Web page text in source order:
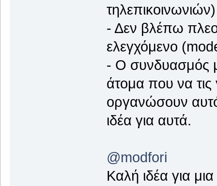
τηλεπικοινωνιών)
- Δεν βλέπω
ελεγχόμενο
- Ο συνδυασμός
άτομα που να
οργανώσουν
ιδέα για αυτά.
@modfori
Καλή ιδέα για